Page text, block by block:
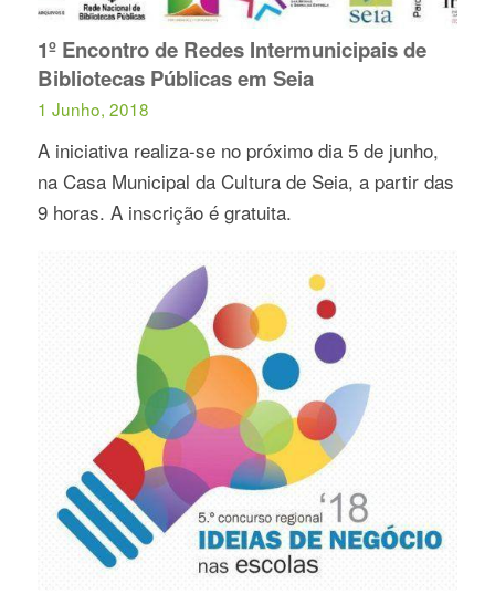
1º Encontro de Redes Intermunicipais de
Bibliotecas Públicas em Seia
1 Junho, 2018
A iniciativa realiza-se no próximo dia 5 de junho,
na Casa Municipal da Cultura de Seia, a partir das
9 horas. A inscrição é gratuita.